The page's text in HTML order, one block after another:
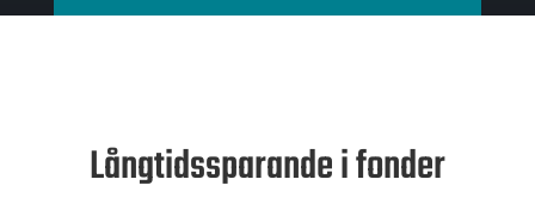
Långtidssparande i fonder